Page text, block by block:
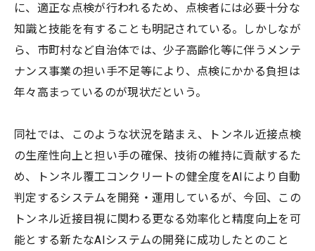
に、適正な点検が行われるため、点検者には必要十分な
知識と技能を有することも明記されている。しかしなが
ら、市町村など自治体では、少子高齢化等に伴うメンテ
ナンス事業の担い手不足等により、点検にかかる負担は
年々高まっているのが現状だという。
同社では、このような状況を踏まえ、トンネル近接点検
の生産性向上と担い手の確保、技術の維持に貢献するた
め、トンネル覆工コンクリートの健全度をAIにより自動
判定するシステムを開発・運用しているが、今回、この
トンネル近接目視に関わる更なる効率化と精度向上を可
能とする新たなAIシステムの開発に成功したとのこと